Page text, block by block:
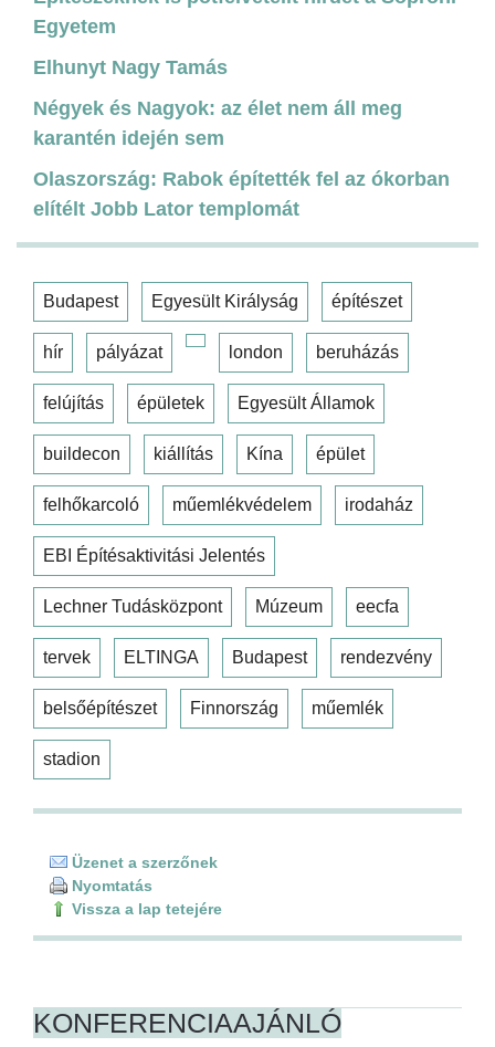
Egyetem
Elhunyt Nagy Tamás
Négyek és Nagyok: az élet nem áll meg
karantén idején sem
Olaszország: Rabok építették fel az ókorban
elítélt Jobb Lator templomát
Budapest Egyesült Királyság építészet
hír pályázat london beruházás
felújítás épületek Egyesült Államok
buildecon kiállítás Kína épület
felhőkarcoló műemlékvédelem irodaház
EBI Építésaktivitási Jelentés
Lechner Tudásközpont Múzeum eecfa
tervek ELTINGA Budapest rendezvény
belsőépítészet Finnország műemlék
stadion
Üzenet a szerzőnek
Nyomtatás
Vissza a lap tetejére
KONFERENCIAAJÁNLÓ